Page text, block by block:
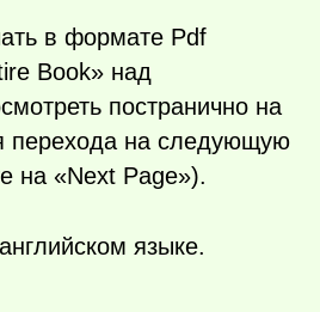
в формате Pdf
Book» над
постранично на
перехода на следующую
на «Next Page»).
языке.